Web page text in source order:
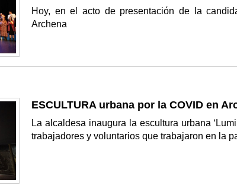
Hoy, en el acto de presentación de la
Archena
ESCULTURA urbana por la COVID en
La alcaldesa inaugura la escultura urbana
trabajadores y voluntarios que trabajaron en la